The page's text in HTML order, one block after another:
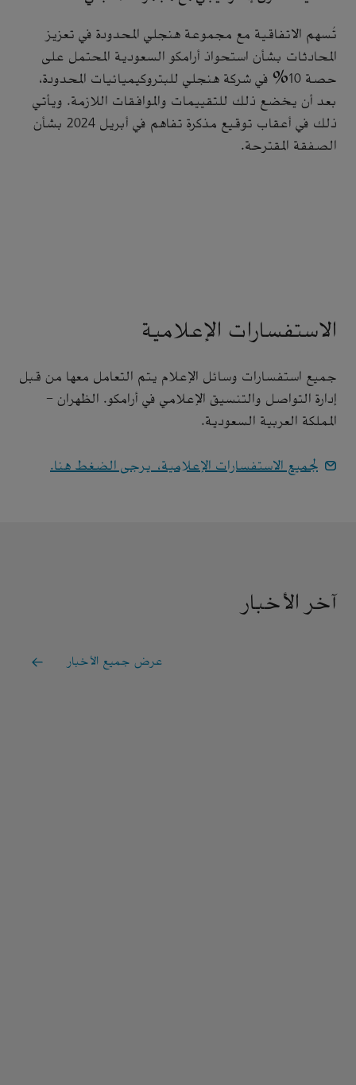
تُسهم الاتفاقية مع مجموعة هنجلي المحدودة في تعزيز
المحادثات بشأن استحواذ أرامكو السعودية المحتمل على
حصة 10% في شركة هنجلي للبتروكيميائيات المحدودة،
بعد أن يخضع ذلك للتقييمات والموافقات اللازمة. ويأتي
ذلك في أعقاب توقيع مذكرة تفاهم في أبريل 2024 بشأن
الصفقة المقترحة.
الاستفسارات الإعلامية
جميع استفسارات وسائل الإعلام يتم التعامل معها من قبل
إدارة التواصل والتنسيق الإعلامي في أرامكو. الظهران -
المملكة العربية السعودية.
لجميع الاستفسارات الإعلامية، يرجى الضغط هنا.
آخر الأخبار
عرض جميع الأخبار